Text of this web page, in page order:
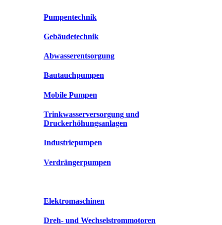
Pumpentechnik
Gebäudetechnik
Abwasserentsorgung
Bautauchpumpen
Mobile Pumpen
Trinkwasserversorgung und
Druckerhöhungsanlagen
Industriepumpen
Verdrängerpumpen
Elektromaschinen
Dreh- und Wechselstrommotoren